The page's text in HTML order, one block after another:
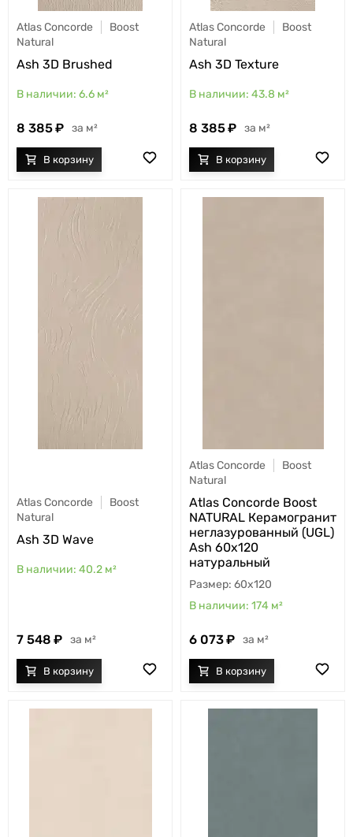
Atlas Concorde
Boost
Natural
Ash 3D Brushed
6.6 м²
8 385 м²
Atlas Concorde
Boost
Natural
Ash 3D Texture
43.8 м²
8 385 м²
Atlas Concorde
Boost
Natural
Ash 3D Wave
40.2 м²
7 548 м²
Atlas Concorde
Boost
Natural
Atlas Concorde Boost
NATURAL Керамогранит
неглазурованный (UGL)
Ash 60x120
натуральный
60x120
174 м²
6 073 м²